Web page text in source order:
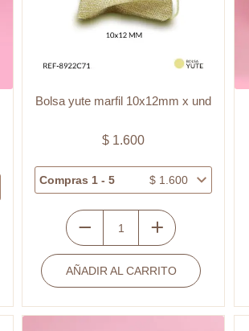
Bolsa yute marfil 10x12mm x und
$1.600
Compras 1 - 5 $1.600
Bolsa
yute
marfil
10x12mm
x
AÑADIR AL CARRITO